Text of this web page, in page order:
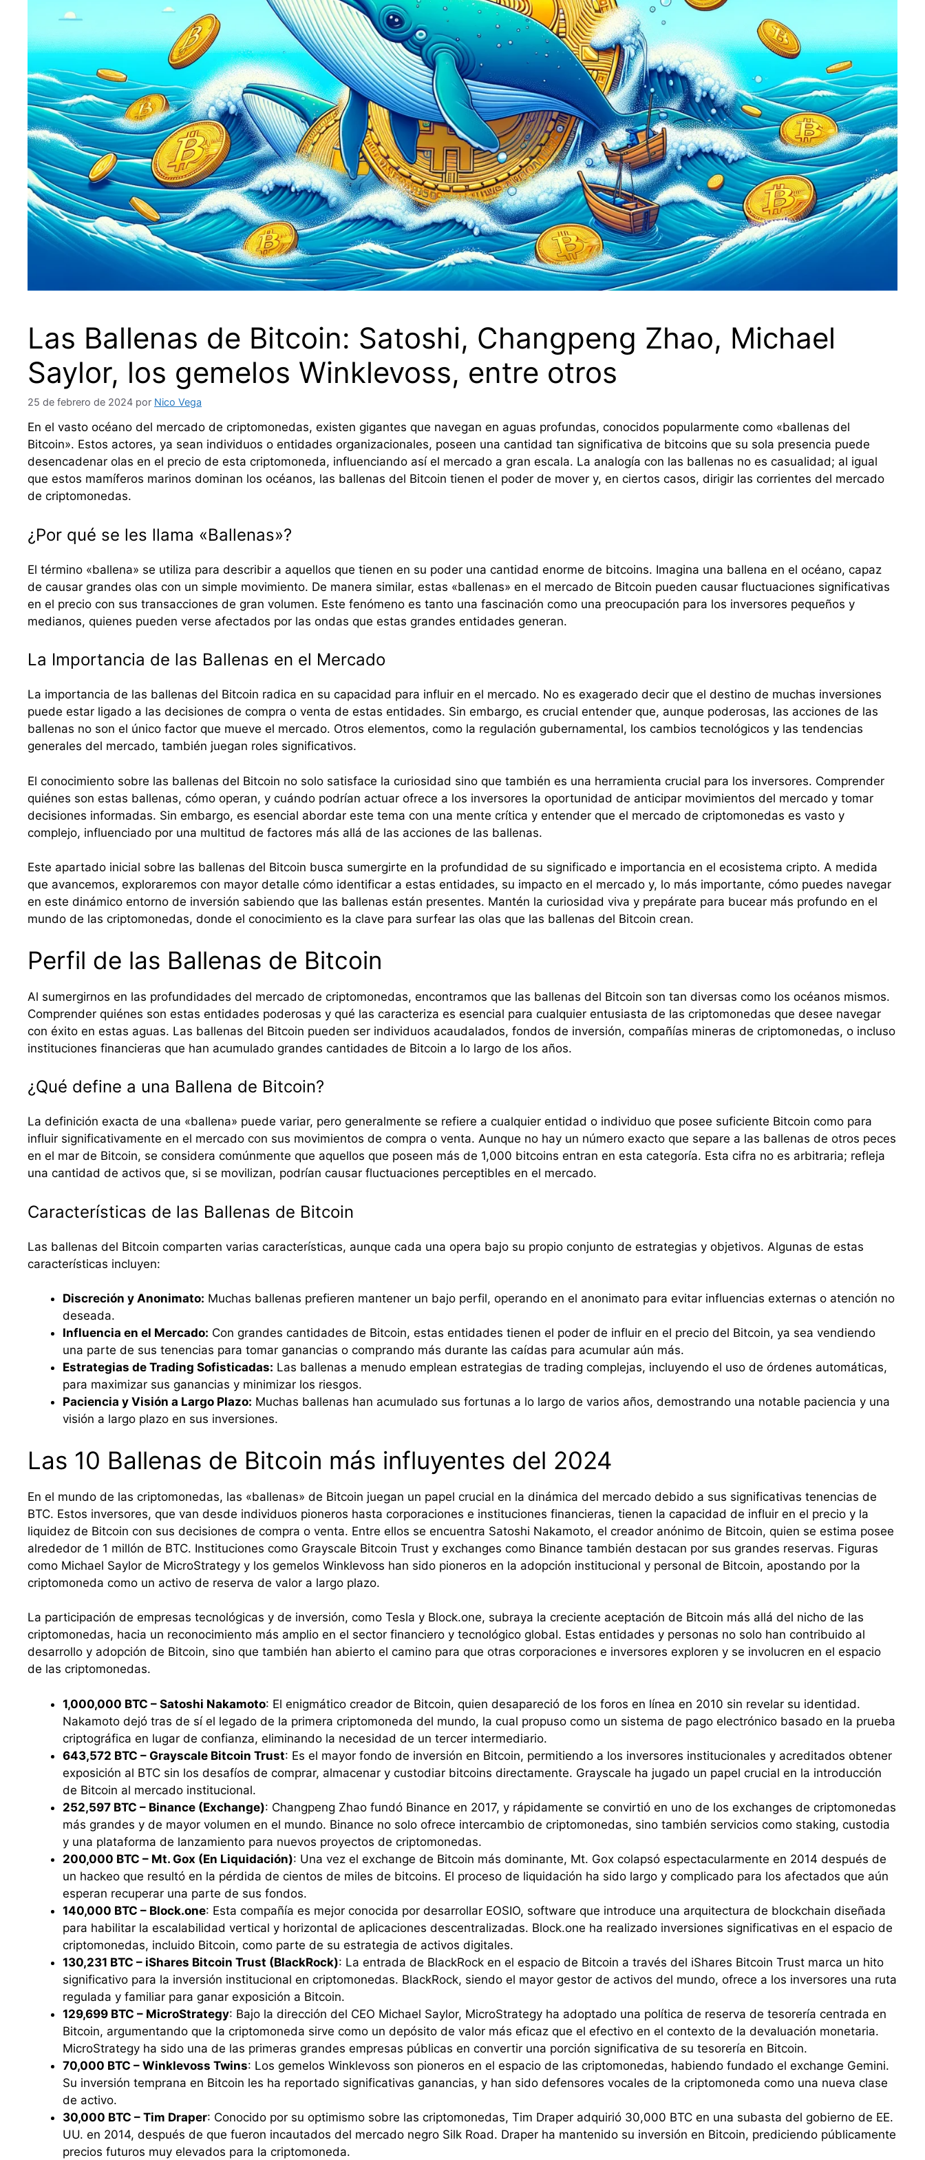
Las Ballenas de Bitcoin: Satoshi, Changpeng Zhao, Michael
Saylor, los gemelos Winklevoss, entre otros
25 de febrero de 2024 por Nico Vega
En el vasto océano del mercado de criptomonedas, existen gigantes que navegan en aguas profundas, conocidos popularmente como «ballenas del
Bitcoin». Estos actores, ya sean individuos o entidades organizacionales, poseen una cantidad tan significativa de bitcoins que su sola presencia puede
desencadenar olas en el precio de esta criptomoneda, influenciando así el mercado a gran escala. La analogía con las ballenas no es casualidad; al igual
que estos mamíferos marinos dominan los océanos, las ballenas del Bitcoin tienen el poder de mover y, en ciertos casos, dirigir las corrientes del mercado
de criptomonedas.
¿Por qué se les llama «Ballenas»?
El término «ballena» se utiliza para describir a aquellos que tienen en su poder una cantidad enorme de bitcoins. Imagina una ballena en el océano, capaz
de causar grandes olas con un simple movimiento. De manera similar, estas «ballenas» en el mercado de Bitcoin pueden causar fluctuaciones significativas
en el precio con sus transacciones de gran volumen. Este fenómeno es tanto una fascinación como una preocupación para los inversores pequeños y
medianos, quienes pueden verse afectados por las ondas que estas grandes entidades generan.
La Importancia de las Ballenas en el Mercado
La importancia de las ballenas del Bitcoin radica en su capacidad para influir en el mercado. No es exagerado decir que el destino de muchas inversiones
puede estar ligado a las decisiones de compra o venta de estas entidades. Sin embargo, es crucial entender que, aunque poderosas, las acciones de las
ballenas no son el único factor que mueve el mercado. Otros elementos, como la regulación gubernamental, los cambios tecnológicos y las tendencias
generales del mercado, también juegan roles significativos.
El conocimiento sobre las ballenas del Bitcoin no solo satisface la curiosidad sino que también es una herramienta crucial para los inversores. Comprender
quiénes son estas ballenas, cómo operan, y cuándo podrían actuar ofrece a los inversores la oportunidad de anticipar movimientos del mercado y tomar
decisiones informadas. Sin embargo, es esencial abordar este tema con una mente crítica y entender que el mercado de criptomonedas es vasto y
complejo, influenciado por una multitud de factores más allá de las acciones de las ballenas.
Este apartado inicial sobre las ballenas del Bitcoin busca sumergirte en la profundidad de su significado e importancia en el ecosistema cripto. A medida
que avancemos, exploraremos con mayor detalle cómo identificar a estas entidades, su impacto en el mercado y, lo más importante, cómo puedes navegar
en este dinámico entorno de inversión sabiendo que las ballenas están presentes. Mantén la curiosidad viva y prepárate para bucear más profundo en el
mundo de las criptomonedas, donde el conocimiento es la clave para surfear las olas que las ballenas del Bitcoin crean.
Perfil de las Ballenas de Bitcoin
Al sumergirnos en las profundidades del mercado de criptomonedas, encontramos que las ballenas del Bitcoin son tan diversas como los océanos mismos.
Comprender quiénes son estas entidades poderosas y qué las caracteriza es esencial para cualquier entusiasta de las criptomonedas que desee navegar
con éxito en estas aguas. Las ballenas del Bitcoin pueden ser individuos acaudalados, fondos de inversión, compañías mineras de criptomonedas, o incluso
instituciones financieras que han acumulado grandes cantidades de Bitcoin a lo largo de los años.
¿Qué define a una Ballena de Bitcoin?
La definición exacta de una «ballena» puede variar, pero generalmente se refiere a cualquier entidad o individuo que posee suficiente Bitcoin como para
influir significativamente en el mercado con sus movimientos de compra o venta. Aunque no hay un número exacto que separe a las ballenas de otros peces
en el mar de Bitcoin, se considera comúnmente que aquellos que poseen más de 1,000 bitcoins entran en esta categoría. Esta cifra no es arbitraria; refleja
una cantidad de activos que, si se movilizan, podrían causar fluctuaciones perceptibles en el mercado.
Características de las Ballenas de Bitcoin
Las ballenas del Bitcoin comparten varias características, aunque cada una opera bajo su propio conjunto de estrategias y objetivos. Algunas de estas
características incluyen:
Discreción y Anonimato: Muchas ballenas prefieren mantener un bajo perfil, operando en el anonimato para evitar influencias externas o atención no
deseada.
Influencia en el Mercado: Con grandes cantidades de Bitcoin, estas entidades tienen el poder de influir en el precio del Bitcoin, ya sea vendiendo
una parte de sus tenencias para tomar ganancias o comprando más durante las caídas para acumular aún más.
Estrategias de Trading Sofisticadas: Las ballenas a menudo emplean estrategias de trading complejas, incluyendo el uso de órdenes automáticas,
para maximizar sus ganancias y minimizar los riesgos.
Paciencia y Visión a Largo Plazo: Muchas ballenas han acumulado sus fortunas a lo largo de varios años, demostrando una notable paciencia y una
visión a largo plazo en sus inversiones.
Las 10 Ballenas de Bitcoin más influyentes del 2024
En el mundo de las criptomonedas, las «ballenas» de Bitcoin juegan un papel crucial en la dinámica del mercado debido a sus significativas tenencias de
BTC. Estos inversores, que van desde individuos pioneros hasta corporaciones e instituciones financieras, tienen la capacidad de influir en el precio y la
liquidez de Bitcoin con sus decisiones de compra o venta. Entre ellos se encuentra Satoshi Nakamoto, el creador anónimo de Bitcoin, quien se estima posee
alrededor de 1 millón de BTC. Instituciones como Grayscale Bitcoin Trust y exchanges como Binance también destacan por sus grandes reservas. Figuras
como Michael Saylor de MicroStrategy y los gemelos Winklevoss han sido pioneros en la adopción institucional y personal de Bitcoin, apostando por la
criptomoneda como un activo de reserva de valor a largo plazo.
La participación de empresas tecnológicas y de inversión, como Tesla y Block.one, subraya la creciente aceptación de Bitcoin más allá del nicho de las
criptomonedas, hacia un reconocimiento más amplio en el sector financiero y tecnológico global. Estas entidades y personas no solo han contribuido al
desarrollo y adopción de Bitcoin, sino que también han abierto el camino para que otras corporaciones e inversores exploren y se involucren en el espacio
de las criptomonedas.
1,000,000 BTC – Satoshi Nakamoto: El enigmático creador de Bitcoin, quien desapareció de los foros en línea en 2010 sin revelar su identidad.
Nakamoto dejó tras de sí el legado de la primera criptomoneda del mundo, la cual propuso como un sistema de pago electrónico basado en la prueba
criptográfica en lugar de confianza, eliminando la necesidad de un tercer intermediario.
643,572 BTC – Grayscale Bitcoin Trust: Es el mayor fondo de inversión en Bitcoin, permitiendo a los inversores institucionales y acreditados obtener
exposición al BTC sin los desafíos de comprar, almacenar y custodiar bitcoins directamente. Grayscale ha jugado un papel crucial en la introducción
de Bitcoin al mercado institucional.
252,597 BTC – Binance (Exchange): Changpeng Zhao fundó Binance en 2017, y rápidamente se convirtió en uno de los exchanges de criptomonedas
más grandes y de mayor volumen en el mundo. Binance no solo ofrece intercambio de criptomonedas, sino también servicios como staking, custodia
y una plataforma de lanzamiento para nuevos proyectos de criptomonedas.
200,000 BTC – Mt. Gox (En Liquidación): Una vez el exchange de Bitcoin más dominante, Mt. Gox colapsó espectacularmente en 2014 después de
un hackeo que resultó en la pérdida de cientos de miles de bitcoins. El proceso de liquidación ha sido largo y complicado para los afectados que aún
esperan recuperar una parte de sus fondos.
140,000 BTC – Block.one: Esta compañía es mejor conocida por desarrollar EOSIO, software que introduce una arquitectura de blockchain diseñada
para habilitar la escalabilidad vertical y horizontal de aplicaciones descentralizadas. Block.one ha realizado inversiones significativas en el espacio de
criptomonedas, incluido Bitcoin, como parte de su estrategia de activos digitales.
130,231 BTC – iShares Bitcoin Trust (BlackRock): La entrada de BlackRock en el espacio de Bitcoin a través del iShares Bitcoin Trust marca un hito
significativo para la inversión institucional en criptomonedas. BlackRock, siendo el mayor gestor de activos del mundo, ofrece a los inversores una ruta
regulada y familiar para ganar exposición a Bitcoin.
129,699 BTC – MicroStrategy: Bajo la dirección del CEO Michael Saylor, MicroStrategy ha adoptado una política de reserva de tesorería centrada en
Bitcoin, argumentando que la criptomoneda sirve como un depósito de valor más eficaz que el efectivo en el contexto de la devaluación monetaria.
MicroStrategy ha sido una de las primeras grandes empresas públicas en convertir una porción significativa de su tesorería en Bitcoin.
70,000 BTC – Winklevoss Twins: Los gemelos Winklevoss son pioneros en el espacio de las criptomonedas, habiendo fundado el exchange Gemini.
Su inversión temprana en Bitcoin les ha reportado significativas ganancias, y han sido defensores vocales de la criptomoneda como una nueva clase
de activo.
30,000 BTC – Tim Draper: Conocido por su optimismo sobre las criptomonedas, Tim Draper adquirió 30,000 BTC en una subasta del gobierno de EE.
UU. en 2014, después de que fueron incautados del mercado negro Silk Road. Draper ha mantenido su inversión en Bitcoin, prediciendo públicamente
precios futuros muy elevados para la criptomoneda.